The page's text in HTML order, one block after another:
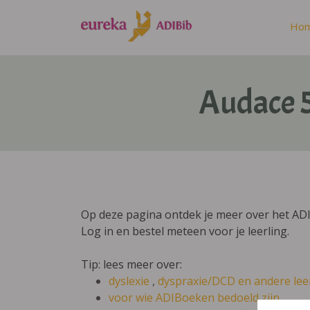
Audace
Op deze pagina ontdek je meer over het
Log in en bestel meteen voor je leerling.
Tip: lees meer over:
dyslexie , dyspraxie/DCD en andere
voor wie ADIBoeken bedoeld zijn